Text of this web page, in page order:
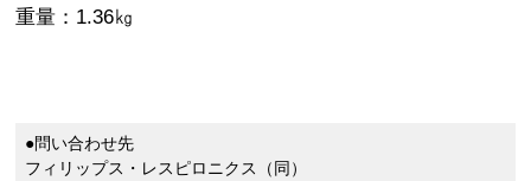
重量：1.36㎏
●問い合わせ先
フィリップス・レスピロニクス（同）